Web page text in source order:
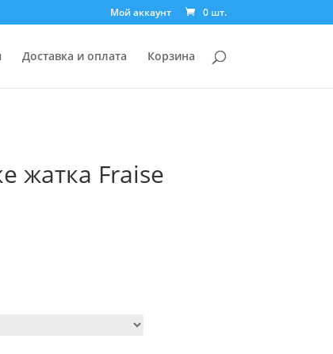
Мой аккаунт 0 шт.
Доставка и оплата Корзина
жатка Fraise